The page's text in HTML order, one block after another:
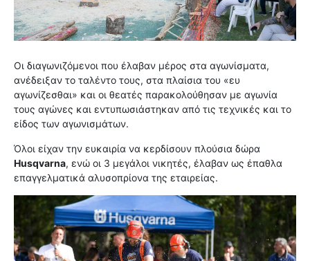
Οι διαγωνιζόμενοι που έλαβαν μέρος στα αγωνίσματα,
ανέδειξαν το ταλέντο τους, στα πλαίσια του «ευ
αγωνίζεσθαι» και οι θεατές παρακολούθησαν με αγωνία
τους αγώνες και εντυπωσιάστηκαν από τις τεχνικές και το
είδος των αγωνισμάτων.
Όλοι είχαν την ευκαιρία να κερδίσουν πλούσια δώρα
Husqvarna, ενώ οι 3 μεγάλοι νικητές, έλαβαν ως έπαθλα
επαγγελματικά αλυσοπρίονα της εταιρείας.